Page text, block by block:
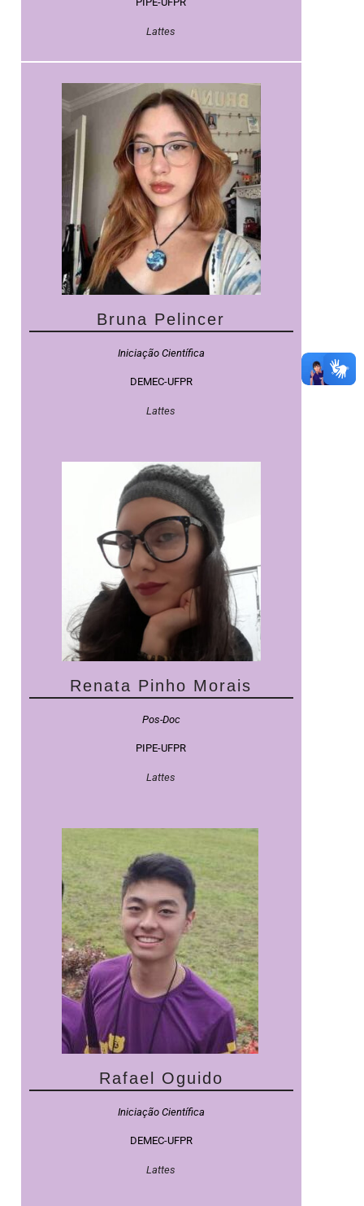
Lattes
Bruna Pelincer
Iniciação Científica
DEMEC-UFPR
Lattes
Renata Pinho Morais
Pos-Doc
PIPE-UFPR
Lattes
Rafael Oguido
Iniciação Científica
DEMEC-UFPR
Lattes